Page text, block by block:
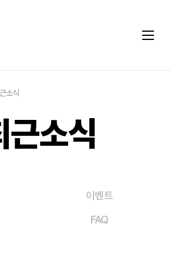
소식
근소식
이벤트
FAQ